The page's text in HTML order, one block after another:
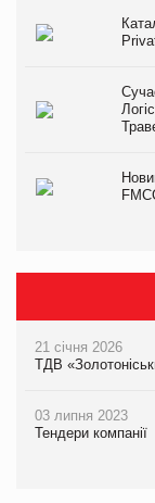
21 січня 2026
ТДВ
03 липня 2023
Тендери компанії